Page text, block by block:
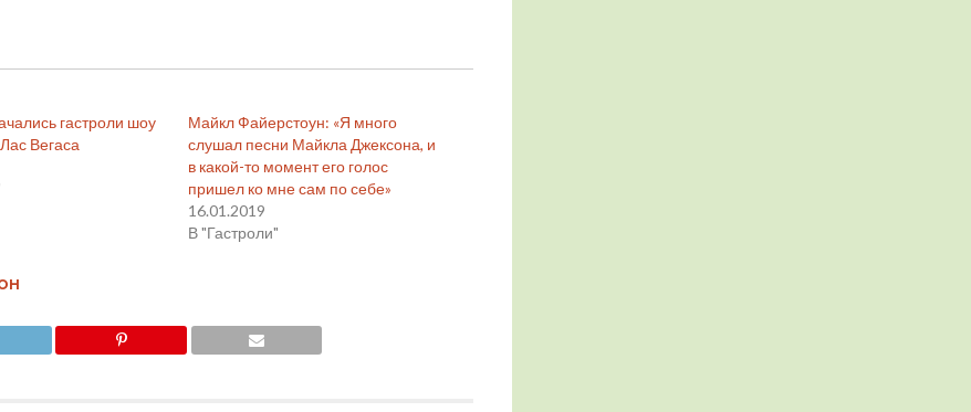
гастроли шоу
Вегаса
Майкл Файерстоун: «Я много
слушал песни Майкла Джексона, и
в какой-то момент его голос
пришел ко мне сам по себе»
16.01.2019
В "Гастроли"